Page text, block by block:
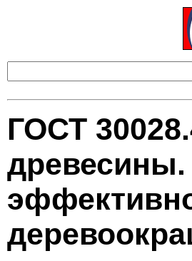
ГОСТ
древесины.